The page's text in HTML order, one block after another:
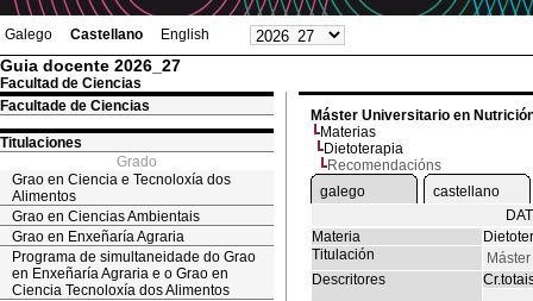
Galego Castellano English
Guia docente 2026_27
Facultad de Ciencias
Facultade de Ciencias
Titulaciones
Grado
Grao en Ciencia e Tecnoloxía dos
Alimentos
Grao en Ciencias Ambientais
Grao en Enxeñaría Agraria
Programa de simultaneidade do Grao
en Enxeñaría Agraria e o Grao en
Ciencia Tecnoloxía dos Alimentos
Máster Universitario en
Materias
Dietoterapia
Recomendacións
galego
castellano
Materia
Titulación
Descritores